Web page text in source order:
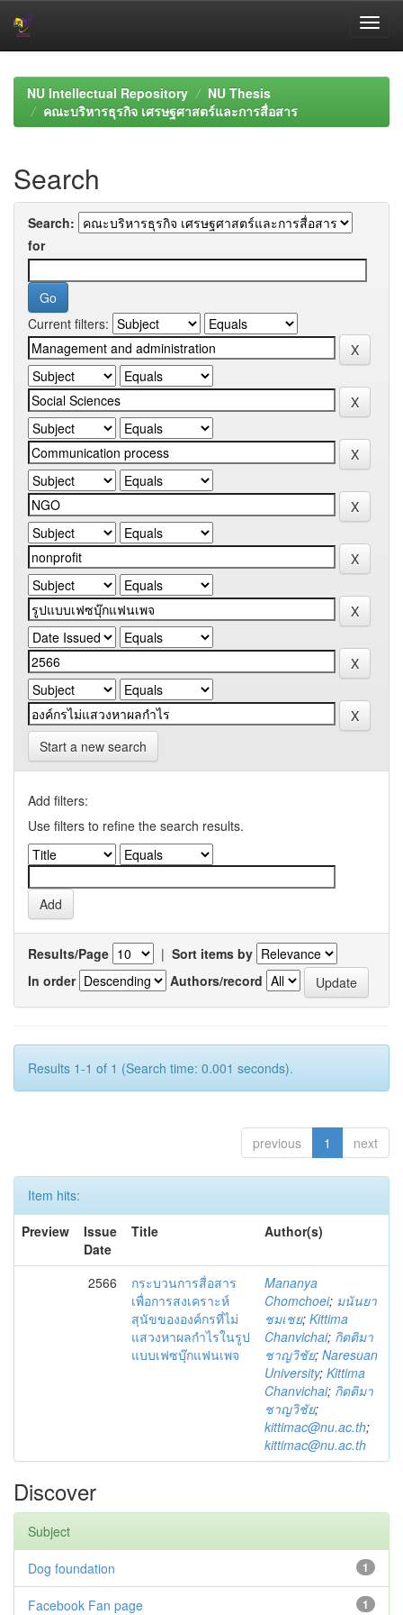
navigationNU Intellectual Repository
NU Thesis
คณะบริหารธุรกิจ เศรษฐศาสตร์และการสื่อสาร
Search
Search:
for
Current filters:
Start a new search
Add filters:
Use filters to refine the search results.
Results/Page | Sort items by
In order
Authors/record
Results 1-1 of 1 (Search time: 0.001 seconds).
previous 1 next
Item hits:
Preview
Issue
Date
Title Author(s)
2566
กระบวนการสื่อสาร
เพื่อการสงเคราะห์
สุนัขขององค์กรที่ไม่
แสวงหาผลกำไรในรูป
แบบเฟซบุ๊กแฟนเพจ
Mananya
Chomchoei; มนันยา
ชมเชย; Kittima
Chanvichai; กิตติมา
ชาญวิชัย; Naresuan
University; Kittima
Chanvichai; กิตติมา
ชาญวิชัย;
kittimac@nu.ac.th;
kittimac@nu.ac.th
Discover
Subject
1
Dog foundation
1
Facebook Fan page